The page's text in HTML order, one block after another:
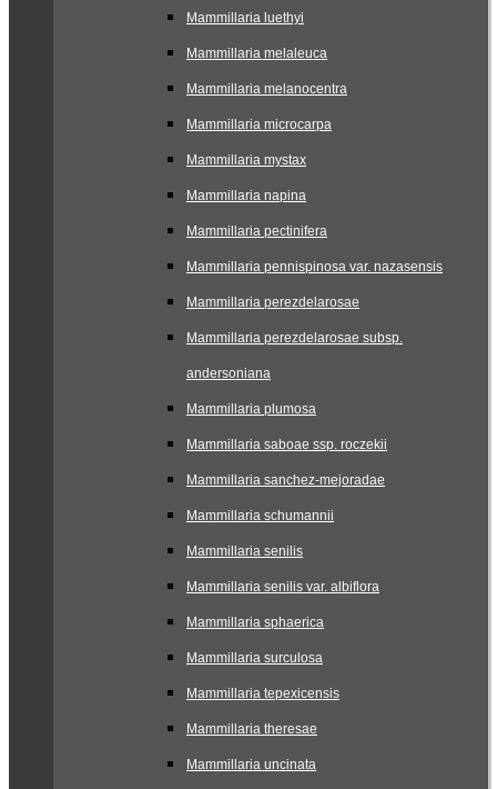
Mammillaria luethyi
Mammillaria melaleuca
Mammillaria melanocentra
Mammillaria microcarpa
Mammillaria mystax
Mammillaria napina
Mammillaria pectinifera
Mammillaria pennispinosa var. nazasensis
Mammillaria perezdelarosae
Mammillaria perezdelarosae subsp.
andersoniana
Mammillaria plumosa
Mammillaria saboae ssp. roczekii
Mammillaria sanchez-mejoradae
Mammillaria schumannii
Mammillaria senilis
Mammillaria senilis var. albiflora
Mammillaria sphaerica
Mammillaria surculosa
Mammillaria tepexicensis
Mammillaria theresae
Mammillaria uncinata